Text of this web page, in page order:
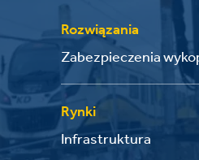
Rozwiązania
Zabezpieczenia
Rynki
Infrastruktura